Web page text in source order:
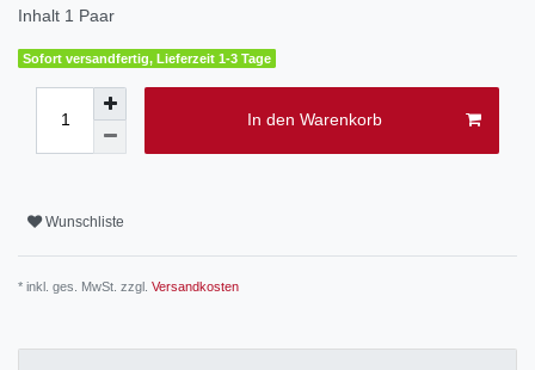
Inhalt 1 Paar
Sofort versandfertig, Lieferzeit 1-3 Tage
In den Warenkorb
Wunschliste
* inkl. ges. MwSt. zzgl. Versandkosten